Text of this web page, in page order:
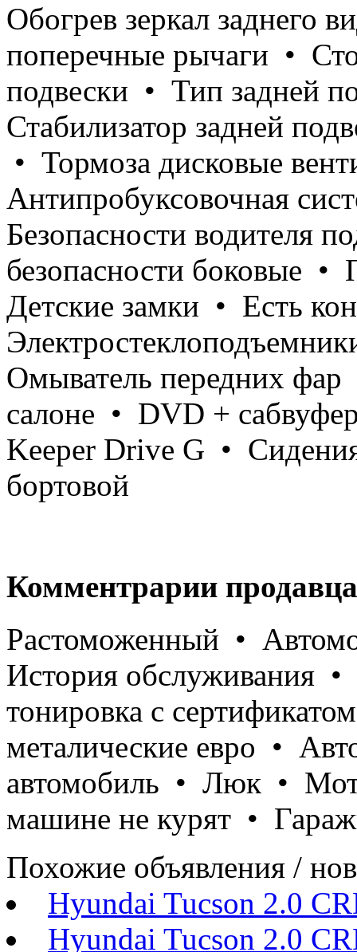
Обогрев зеркал заднего
поперечные рычаги •
подвески • Тип задней
Стабилизатор задней
• Тормоза дисковые
Антипробуксовочная
Безопасности водителя
безопасности боковые
Детские замки • Есть
Омыватель передних
салоне • DVD +
Keeper Drive G •
бортовой
Комментрарии
Растоможенный •
История обслуживания •
тонировка с
металические евро •
автомобиль • Люк •
машине не курят •
Похожие объявления /
Hyundai Tucson 2.0
Hyundai Tucson 2.0